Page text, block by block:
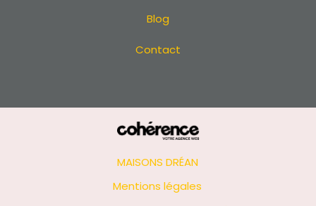
Terrain à La Bernerie-en-Retz
Terrain à Sainte-Luce-sur-Loire
Terrain à Saint-Philbert-de-Grand-Lieu
Terrain aux Sorinières
Blog
Contact
MAISONS DRÉAN
Mentions légales